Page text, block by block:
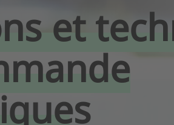
et